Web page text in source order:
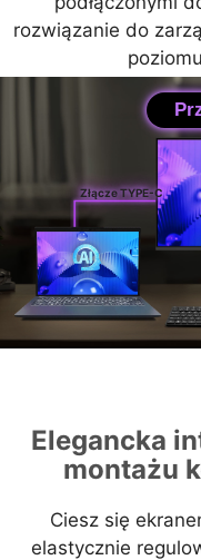
rozwiązanie do
Złącze TYPE-C
Elegancka
montażu
Ciesz się
elastycznie